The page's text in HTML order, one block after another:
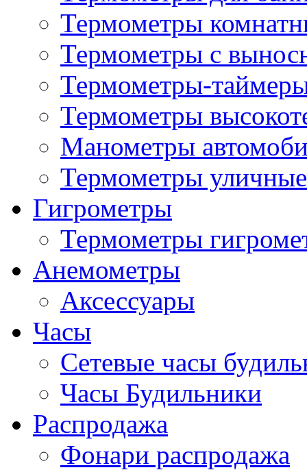
Термометры
Термометры с
Термометры-
Термометры
Манометры
Термометры уличные
Гигрометры
Термометры
Анемометры
Аксессуары
Часы
Сетевые часы
Часы Будильники
Распродажа
Фонари распродажа